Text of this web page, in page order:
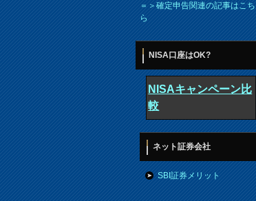
＝＞確定申告関連の記事はこち
ら
NISA口座はOK?
NISAキャンペーン比
較
ネット証券会社
SBI証券メリット